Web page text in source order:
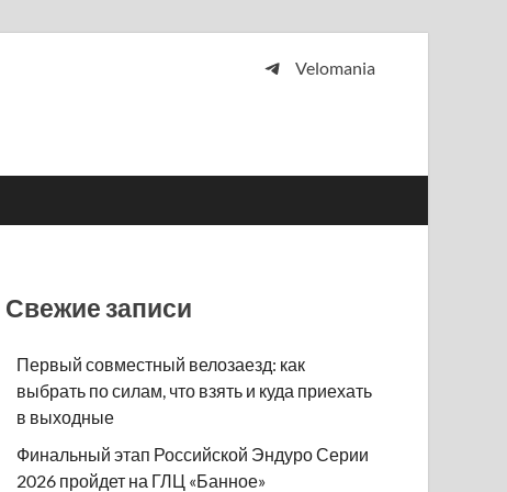
Velomania
Свежие записи
Первый совместный велозаезд: как
выбрать по силам, что взять и куда приехать
в выходные
Финальный этап Российской Эндуро Серии
2026 пройдет на ГЛЦ «Банное»